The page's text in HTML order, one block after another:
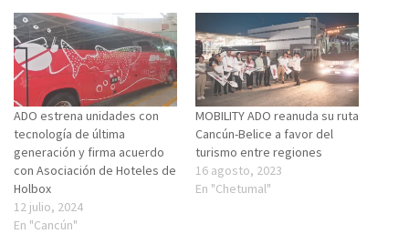
ADO estrena unidades con
tecnología de última
generación y firma acuerdo
con Asociación de Hoteles de
Holbox
12 julio, 2024
En "Cancún"
MOBILITY ADO reanuda su ruta
Cancún-Belice a favor del
turismo entre regiones
16 agosto, 2023
En "Chetumal"